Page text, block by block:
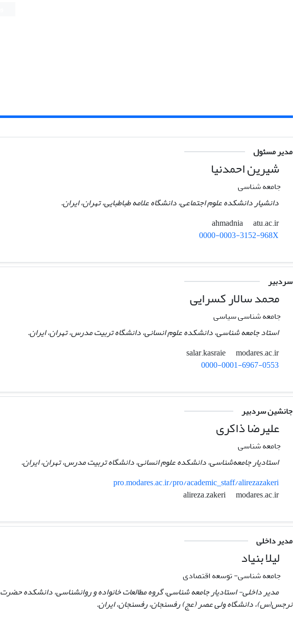
مدیر مسئول
شیرین احمدنیا
جامعه شناسی
دانشیار دانشکده علوم اجتماعی، دانشگاه علامه طباطبایی، تهران، ایران.
ahmadnia
atu.ac.ir
0000-0003-3152-968X
سردبیر
محمد سالار کسرایی
جامعه شناسی سیاسی
استاد جامعه شناسی، دانشکده علوم انسانی، دانشگاه تربیت مدرس، تهران، ایران.
salar.kasraie
modares.ac.ir
0000-0001-6967-0553
جانشین سردبیر
علیرضا ذاکری
جامعه شناسی
استادیار جامعه‌شناسی، دانشکده علوم انسانی، دانشگاه تربیت مدرس، تهران، ایران.
pro.modares.ac.ir/pro/academic_staff/alirezazakeri
alireza.zakeri
modares.ac.ir
مدیر داخلی
لیلا بنیاد
جامعه شناسی- توسعه اقتصادی
مدیر داخلی- استادیار جامعه شناسی، گروه مطالعات خانواده و روانشناسی، دانشکده حضرت
نرجس(س)، دانشگاه ولی عصر (عج) رفسنجان، رفسنجان، ایران.